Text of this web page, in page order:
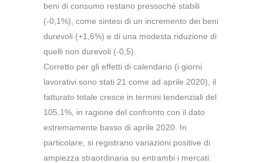
beni di consumo restano pressoché stabili
(-0,1%), come sintesi di un incremento dei beni
durevoli (+1,6%) e di una modesta riduzione di
quelli non durevoli (-0,5).
Corretto per gli effetti di calendario (i giorni
lavorativi sono stati 21 come ad aprile 2020), il
fatturato totale cresce in termini tendenziali del
105,1%, in ragione del confronto con il dato
estremamente basso di aprile 2020. In
particolare, si registrano variazioni positive di
ampiezza straordinaria su entrambi i mercati: